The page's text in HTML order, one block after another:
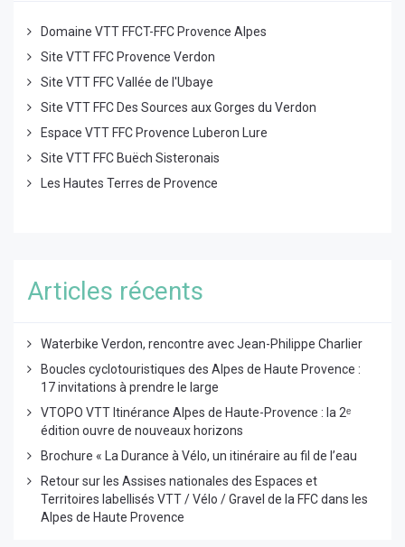
Domaine VTT FFCT-FFC Provence Alpes
Site VTT FFC Provence Verdon
Site VTT FFC Vallée de l'Ubaye
Site VTT FFC Des Sources aux Gorges du Verdon
Espace VTT FFC Provence Luberon Lure
Site VTT FFC Buëch Sisteronais
Les Hautes Terres de Provence
Articles récents
Waterbike Verdon, rencontre avec Jean-Philippe Charlier
Boucles cyclotouristiques des Alpes de Haute Provence :
17 invitations à prendre le large
VTOPO VTT Itinérance Alpes de Haute-Provence : la 2ᵉ
édition ouvre de nouveaux horizons
Brochure « La Durance à Vélo, un itinéraire au fil de l’eau
Retour sur les Assises nationales des Espaces et
Territoires labellisés VTT / Vélo / Gravel de la FFC dans les
Alpes de Haute Provence